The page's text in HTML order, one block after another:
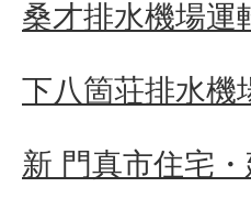
桑才排水機場運
下八箇荘排水機
新 門真市住宅